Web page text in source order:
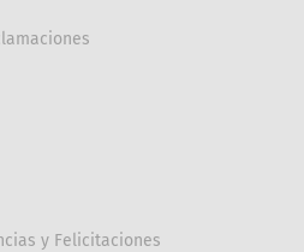
y Felicitaciones